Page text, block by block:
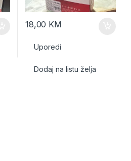
18,00 KM
Uporedi
Dodaj na listu želja